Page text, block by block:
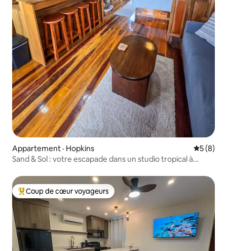
Appartement · Hopkins Note
5 (8)
Sand & Sol : votre escapade dans un studio tropical à
Coup de cœur voyageurs parmi les plus aimés
Coup de cœur voyageurs